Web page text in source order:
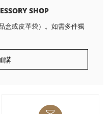
SHOP
盒或皮革袋）。如需多件獨
購